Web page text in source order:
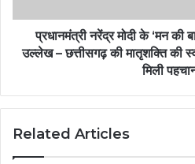
प्रधानमंत्री नरेंद्र मोदी के ‘मन की
उल्लेख – छत्तीसगढ़ की मातृशक्ति की
मिली
Related Articles